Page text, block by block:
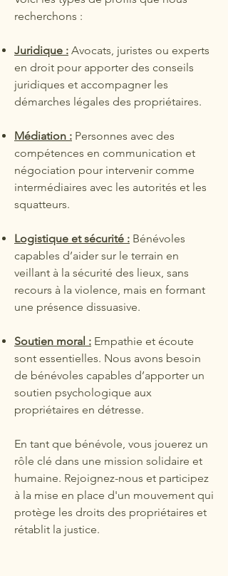
recherchons :
Juridique : Avocats, juristes ou experts
en droit pour apporter des conseils
juridiques et accompagner les
démarches légales des propriétaires.
Médiation : Personnes avec des
compétences en communication et
négociation pour intervenir comme
intermédiaires avec les autorités et les
squatteurs.
Logistique et sécurité : Bénévoles
capables d’aider sur le terrain en
veillant à la sécurité des lieux, sans
recours à la violence, mais en formant
une présence dissuasive.
Soutien moral : Empathie et écoute
sont essentielles. Nous avons besoin
de bénévoles capables d’apporter un
soutien psychologique aux
propriétaires en détresse.
En tant que bénévole, vous jouerez un
rôle clé dans une mission solidaire et
humaine. Rejoignez-nous et participez
à la mise en place d'un mouvement qui
protège les droits des propriétaires et
rétablit la justice.